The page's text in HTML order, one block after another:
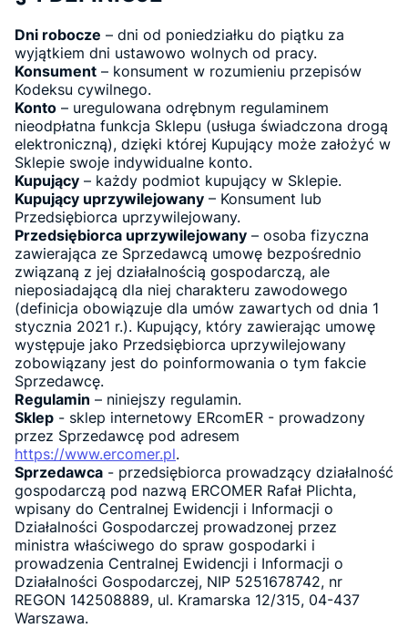
Dni robocze – dni od poniedziałku do piątku za
wyjątkiem dni ustawowo wolnych od pracy.
Konsument – konsument w rozumieniu przepisów
Kodeksu cywilnego.
Konto – uregulowana odrębnym regulaminem
nieodpłatna funkcja Sklepu (usługa świadczona drogą
elektroniczną), dzięki której Kupujący może założyć w
Sklepie swoje indywidualne konto.
Kupujący – każdy podmiot kupujący w Sklepie.
Kupujący uprzywilejowany – Konsument lub
Przedsiębiorca uprzywilejowany.
Przedsiębiorca uprzywilejowany – osoba fizyczna
zawierająca ze Sprzedawcą umowę bezpośrednio
związaną z jej działalnością gospodarczą, ale
nieposiadającą dla niej charakteru zawodowego
(definicja obowiązuje dla umów zawartych od dnia 1
stycznia 2021 r.). Kupujący, który zawierając umowę
występuje jako Przedsiębiorca uprzywilejowany
zobowiązany jest do poinformowania o tym fakcie
Sprzedawcę.
Regulamin – niniejszy regulamin.
Sklep - sklep internetowy ERcomER - prowadzony
przez Sprzedawcę pod adresem
https://www.ercomer.pl.
Sprzedawca - przedsiębiorca prowadzący działalność
gospodarczą pod nazwą ERCOMER Rafał Plichta,
wpisany do Centralnej Ewidencji i Informacji o
Działalności Gospodarczej prowadzonej przez
ministra właściwego do spraw gospodarki i
prowadzenia Centralnej Ewidencji i Informacji o
Działalności Gospodarczej, NIP 5251678742, nr
REGON 142508889, ul. Kramarska 12/315, 04-437
Warszawa.